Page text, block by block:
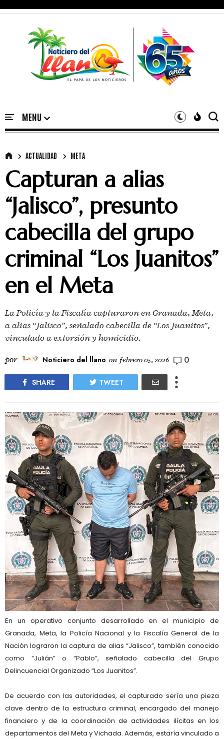
ACTUALIDAD META
Capturan a alias
“Jalisco”, presunto
cabecilla del grupo
criminal “Los Juanitos”
en el Meta
La Policía y la Fiscalía capturaron en Granada, Meta,
a alias “Jalisco”, señalado cabecilla de “Los Juanitos”,
vinculado a extorsión y homicidio.
por Noticiero del llano on febrero 05, 2026 0
SHARE TWEET
En un operativo conjunto desarrollado en el municipio de
Granada, Meta, la Policía Nacional y la Fiscalía General de la
Nación lograron la captura de alias “Jalisco”, también conocido
como “Julián” o “Pablo”, señalado cabecilla del Grupo
Delincuencial Organizado “Los Juanitos”.
De acuerdo con las autoridades, el capturado sería una pieza
clave dentro de la estructura criminal, encargado del manejo
financiero y de la coordinación de actividades ilícitas en los
departamentos del Meta y Vichada. Además, estaría vinculado a